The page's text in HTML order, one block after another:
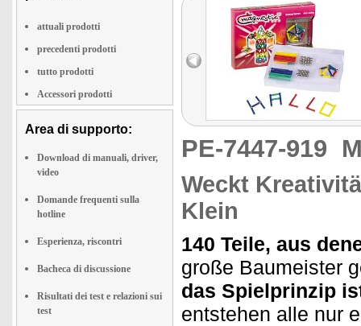
attuali prodotti
precedenti prodotti
tutto prodotti
Accessori prodotti
Area di supporto:
Download di manuali, driver,
video
Domande frequenti sulla
hotline
Esperienza, riscontri
Bacheca di discussione
Risultati dei test e relazioni sui
test
PE-7447-919
Weckt
Klein
140 Teile, aus
große Baumeister
das Spielprinzip
entstehen alle nur